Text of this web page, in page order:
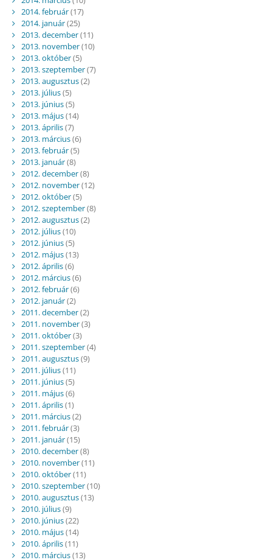
2014. február(17)
2014. január(25)
2013. december(11)
2013. november(10)
2013. október(5)
2013. szeptember(7)
2013. augusztus(2)
2013. július(5)
2013. június(5)
2013. május(14)
2013. április(7)
2013. március(6)
2013. február(5)
2013. január(8)
2012. december(8)
2012. november(12)
2012. október(5)
2012. szeptember(8)
2012. augusztus(2)
2012. július(10)
2012. június(5)
2012. május(13)
2012. április(6)
2012. március(6)
2012. február(6)
2012. január(2)
2011. december(2)
2011. november(3)
2011. október(3)
2011. szeptember(4)
2011. augusztus(9)
2011. július(11)
2011. június(5)
2011. május(6)
2011. április(1)
2011. március(2)
2011. február(3)
2011. január(15)
2010. december(8)
2010. november(11)
2010. október(11)
2010. szeptember(10)
2010. augusztus(13)
2010. július(9)
2010. június(22)
2010. május(14)
2010. április(11)
2010. március(13)